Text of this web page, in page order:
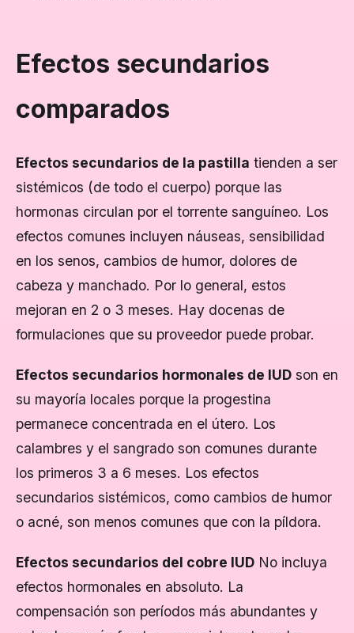
Efectos secundarios
comparados
Efectos secundarios de la pastilla tienden a ser
sistémicos (de todo el cuerpo) porque las
hormonas circulan por el torrente sanguíneo. Los
efectos comunes incluyen náuseas, sensibilidad
en los senos, cambios de humor, dolores de
cabeza y manchado. Por lo general, estos
mejoran en 2 o 3 meses. Hay docenas de
formulaciones que su proveedor puede probar.
Efectos secundarios hormonales de IUD son en
su mayoría locales porque la progestina
permanece concentrada en el útero. Los
calambres y el sangrado son comunes durante
los primeros 3 a 6 meses. Los efectos
secundarios sistémicos, como cambios de humor
o acné, son menos comunes que con la píldora.
Efectos secundarios del cobre IUD No incluya
efectos hormonales en absoluto. La
compensación son períodos más abundantes y